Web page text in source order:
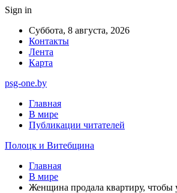
Sign in
Суббота, 8 августа, 2026
Контакты
Лента
Карта
psg-one.by
Главная
В мире
Публикации читателей
Полоцк и Витебщина
Главная
В мире
Женщина продала квартиру, чтобы